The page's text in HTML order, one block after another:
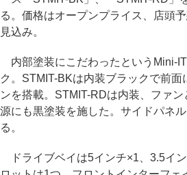
る。価格はオープンプライス、店頭
見込み。
内部塗装にこだわったというMini-
ク。STMIT-BKは内装ブラックで前
ンを搭載。STMIT-RDは内装、ファ
源にも黒塗装を施した。サイドパネ
る。
ドライブベイは5インチ×1、3.5イ